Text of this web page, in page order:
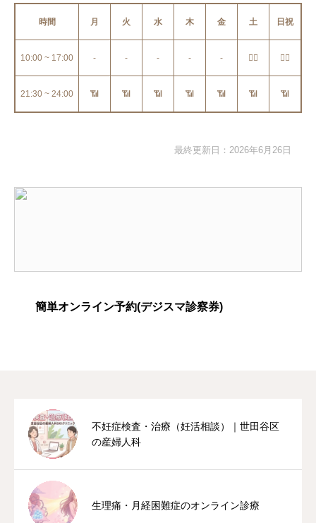
時間 月 火 水 木 金 土 日祝
10:00 ~ 17:00 - - - - - 👩‍⚕️ 👩‍⚕️
21:30 ~ 24:00 📶 📶 📶 📶 📶 📶 📶
最終更新日：2026年6月26日
簡単オンライン予約(デジスマ診察券)
不妊症検査・治療（妊活相談）｜世田谷区
の産婦人科
生理痛・月経困難症のオンライン診療